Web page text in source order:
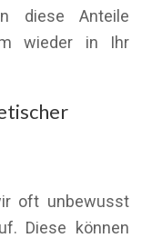
diese Anteile
wieder in Ihr
oft unbewusst
Diese können